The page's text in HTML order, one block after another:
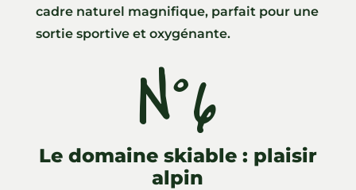
cadre naturel magnifique, parfait pour une
sortie sportive et oxygénante.
N°6
Le domaine skiable : plaisir
alpin